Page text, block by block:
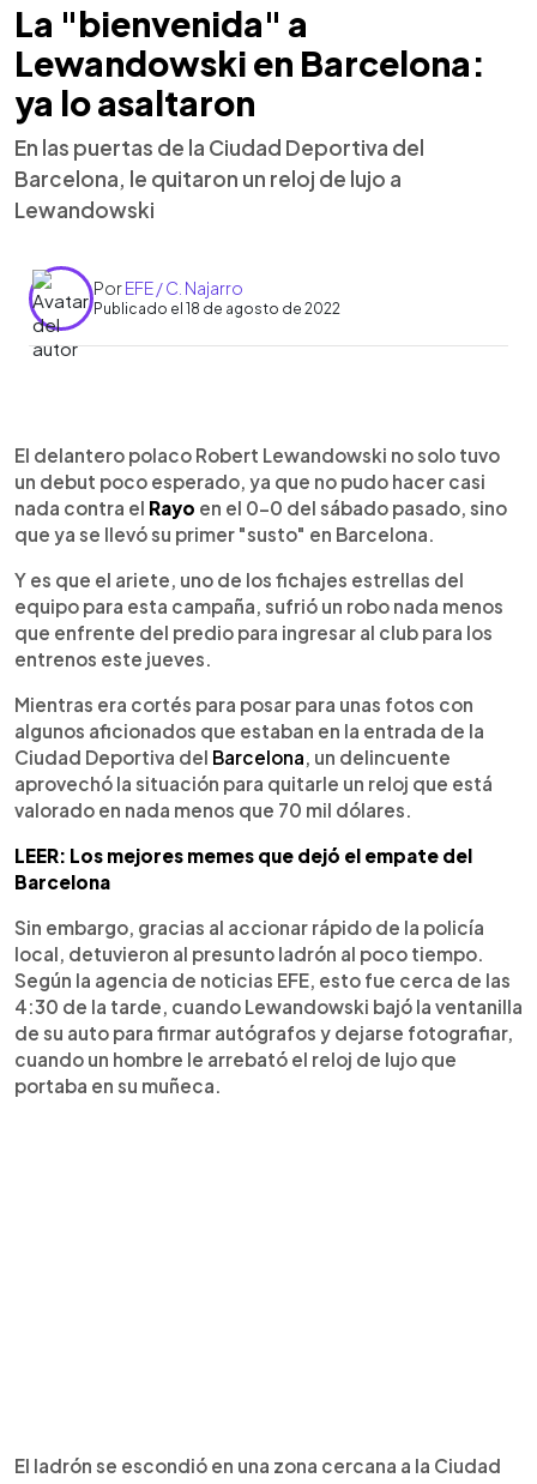
La "bienvenida" a
Lewandowski en Barcelona:
ya lo asaltaron
En las puertas de la Ciudad Deportiva del
Barcelona, le quitaron un reloj de lujo a
Lewandowski
PorEFE / C. Najarro
Publicado el 18 de agosto de 2022
Escuchar artículo
El delantero polaco Robert Lewandowski no solo tuvo
un debut poco esperado, ya que no pudo hacer casi
nada contra el Rayo en el 0-0 del sábado pasado, sino
que ya se llevó su primer "susto" en Barcelona.
Y es que el ariete, uno de los fichajes estrellas del
equipo para esta campaña, sufrió un robo nada menos
que enfrente del predio para ingresar al club para los
entrenos este jueves.
Mientras era cortés para posar para unas fotos con
algunos aficionados que estaban en la entrada de la
Ciudad Deportiva del Barcelona , un delincuente
aprovechó la situación para quitarle un reloj que está
valorado en nada menos que 70 mil dólares.
LEER: Los mejores memes que dejó el empate del
Barcelona
Sin embargo, gracias al accionar rápido de la policía
local, detuvieron al presunto ladrón al poco tiempo.
Según la agencia de noticias EFE, esto fue cerca de las
4:30 de la tarde, cuando Lewandowski bajó la ventanilla
de su auto para firmar autógrafos y dejarse fotografiar,
cuando un hombre le arrebató el reloj de lujo que
portaba en su muñeca.
El ladrón se escondió en una zona cercana a la Ciudad